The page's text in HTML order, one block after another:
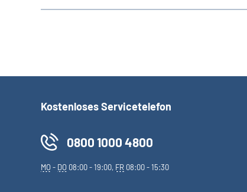
Kostenloses Servicetelefon
0800 1000 4800
MO- DO 08:00 - 19:00, FR 08:00 - 15:30